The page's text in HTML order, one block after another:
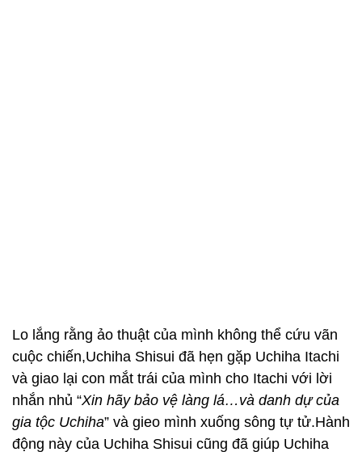
Lo lắng rằng ảo thuật của mình không thể cứu vãn
cuộc chiến,Uchiha Shisui đã hẹn gặp Uchiha Itachi
và giao lại con mắt trái của mình cho Itachi với lời
nhắn nhủ “Xin hãy bảo vệ làng lá…và danh dự của
gia tộc Uchiha” và gieo mình xuống sông tự tử.Hành
động này của Uchiha Shisui cũng đã giúp Uchiha